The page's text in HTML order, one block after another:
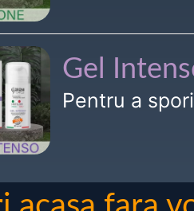
Gel
Pentru a